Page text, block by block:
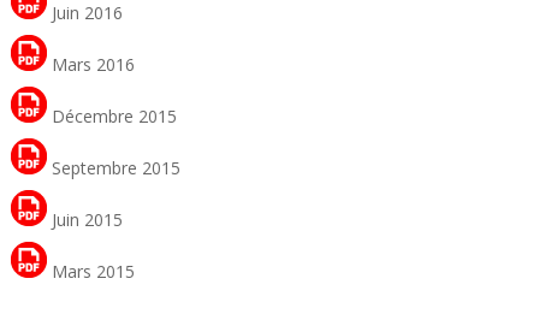
Juin 2016
Mars 2016
Décembre 2015
Septembre 2015
Juin 2015
Mars 2015